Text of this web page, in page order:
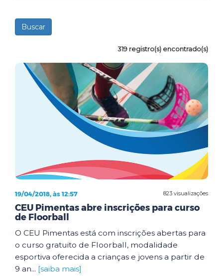
319 registro(s) encontrado(s)
823 visualizações
19/04/2018, às 12:57
CEU Pimentas abre inscrições para curso
de Floorball
O CEU Pimentas está com inscrições abertas para
o curso gratuito de Floorball, modalidade
esportiva oferecida a crianças e jovens a partir de
9 an... [saiba mais]